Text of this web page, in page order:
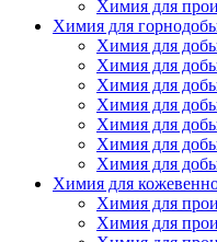
Химия для
Химия для
Химия для
Химия для
Химия для
Химия для
Химия для
Химия для
Химия для
Химия для
Химия для
Химия для